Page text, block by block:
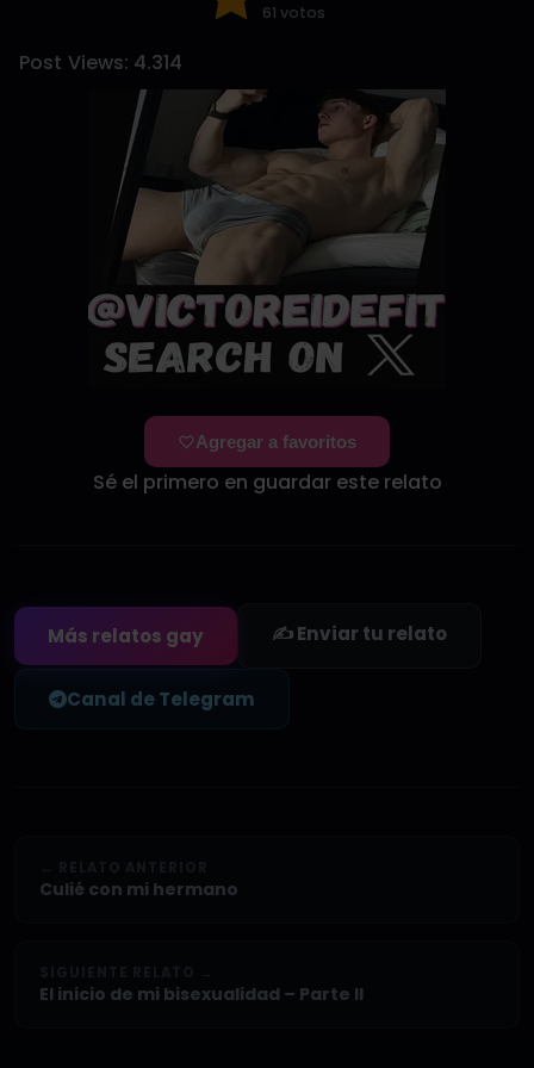
61 votos
Post Views: 4.314
Agregar a favoritos
Sé el primero en guardar este relato
Más relatos gay ✍️ Enviar tu relato
Canal de Telegram
Culié con mi hermano
El inicio de mi bisexualidad – Parte II